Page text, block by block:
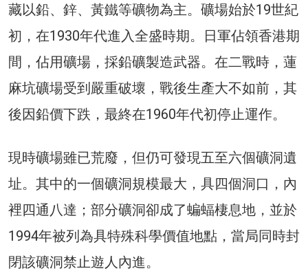
藏以鉛、鋅、黃鐵等礦物為主。礦場始於19世紀
初，在1930年代進入全盛時期。日軍佔領香港期
間，佔用礦場，採鉛礦製造武器。在二戰時，蓮
麻坑礦場受到嚴重破壞，戰後生產大不如前，其
後因鉛價下跌，最終在1960年代初停止運作。
現時礦場雖已荒廢，但仍可發現五至六個礦洞遺
址。其中的一個礦洞規模最大，具四個洞口，內
裡四通八達；部分礦洞卻成了蝙蝠棲息地，並於
1994年被列為具特殊科學價值地點，當局同時封
閉該礦洞禁止遊人內進。